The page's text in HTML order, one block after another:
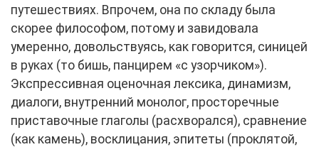
путешествиях. Впрочем, она по складу была
скорее философом, потому и завидовала
умеренно, довольствуясь, как говорится, синицей
в руках (то бишь, панцирем «с узорчиком»).
Экспрессивная оценочная лексика, динамизм,
диалоги, внутренний монолог, просторечные
приставочные глаголы (расхворался), сравнение
(как камень), восклицания, эпитеты (проклятой,